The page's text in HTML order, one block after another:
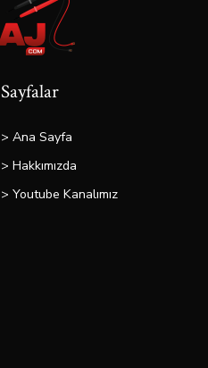
Sayfalar
> Ana Sayfa
> Hakkımızda
> Youtube Kanalımız